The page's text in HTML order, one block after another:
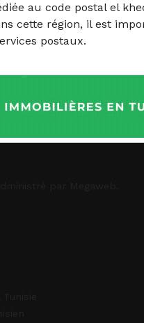
au code postal el
cette région, il est
postaux.
par Megaweb